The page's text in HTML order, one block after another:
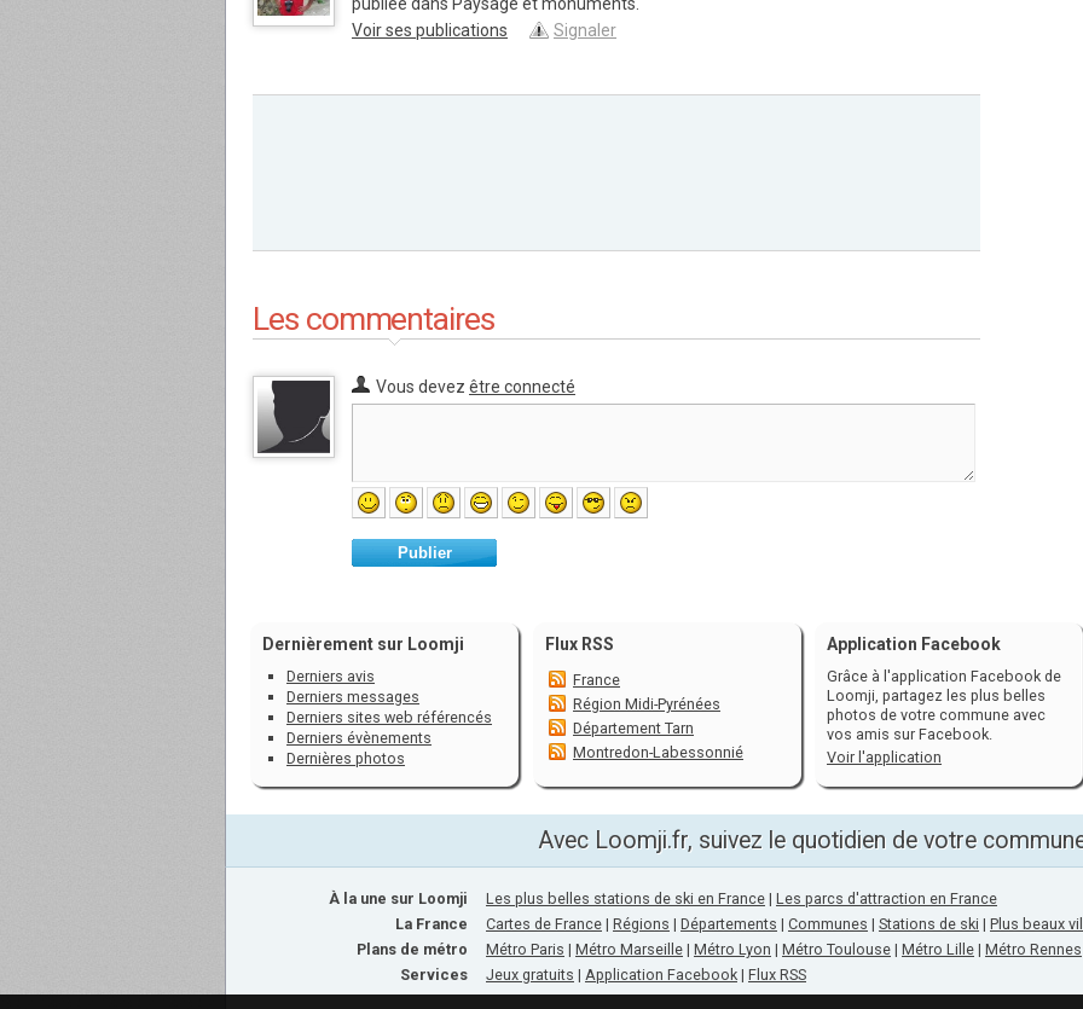
Voir ses publications
Signaler
Les commentaires
Vous devez être connecté
Publier
Dernièrement sur Loomji
Derniers avis
Derniers messages
Derniers sites web référencés
Derniers évènements
Dernières photos
Flux RSS
France
Région Midi-Pyrénées
Département Tarn
Montredon-Labessonnié
Application Facebook
Grâce à l'application Facebook de
Loomji, partagez les plus belles
photos de votre commune avec
vos amis sur Facebook.
Voir l'application
Avec Loomji.fr, suivez le quotidien de votre
À la une sur Loomji
La France
Plans de métro
Services
Les plus belles stations de ski en France | Les parcs d'attraction en France
Cartes de France | Régions | Départements | Communes | Stations de ski | Plus beaux
Métro Paris | Métro Marseille | Métro Lyon | Métro Toulouse | Métro Lille | Métro Rennes
Jeux gratuits | Application Facebook | Flux RSS